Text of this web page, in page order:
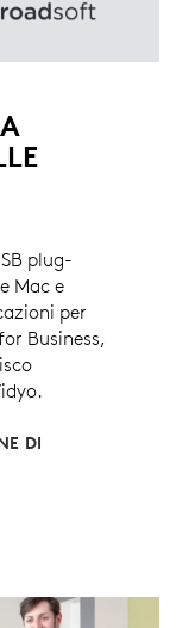
plug-
e Mac e
per
Business,
DI